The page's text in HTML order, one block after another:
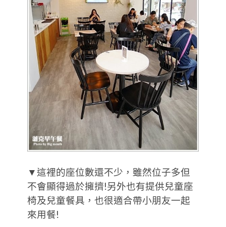
▼這裡的座位數還不少，雖然位子多但
不會顯得過於擁擠!另外也有提供兒童座
椅及兒童餐具，也很適合帶小朋友一起
來用餐!